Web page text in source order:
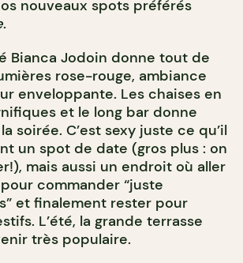
nouveaux spots préférés
.
Bianca Jodoin donne tout de
rose-rouge, ambiance
enveloppante. Les chaises en
et le long bar donne
soirée. C’est sexy juste ce qu’il
un spot de date (gros plus : on
mais aussi un endroit où aller
commander “juste
et finalement rester pour
L’été, la grande terrasse
très populaire.